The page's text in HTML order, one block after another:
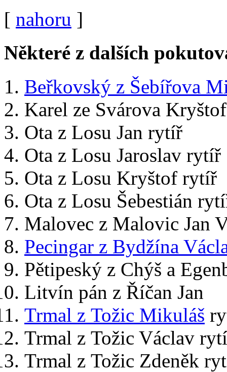
[ nahoru ]
Některé z dalších
Beřkovský z Šebířova
Karel ze Svárova
Ota z Losu Jan rytíř
Ota z Losu Jaroslav rytíř
Ota z Losu Kryštof rytíř
Ota z Losu Šebestián
Malovec z Malovic Jan
Pecingar z Bydžína
Pětipeský z Chýš a
Litvín pán z Říčan Jan
Trmal z Tožic Mikuláš
Trmal z Tožic Václav
Trmal z Tožic Zdeněk